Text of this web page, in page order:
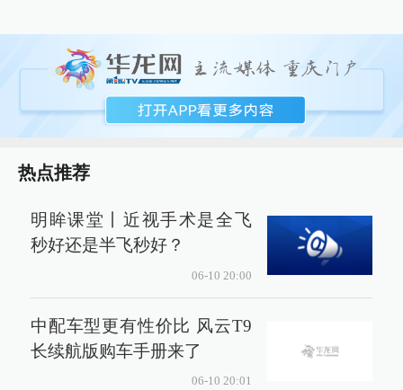
热点推荐
明眸课堂丨近视手术是全飞
秒好还是半飞秒好？
06-10 20:00
中配车型更有性价比 风云T9
长续航版购车手册来了
06-10 20:01